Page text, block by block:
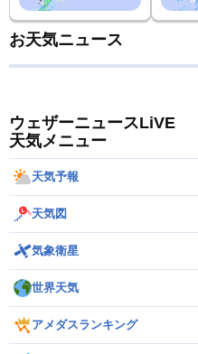
お天気ニュース
ウェザーニュースLiVE
天気メニュー
天気予報
天気図
気象衛星
世界天気
アメダスランキング